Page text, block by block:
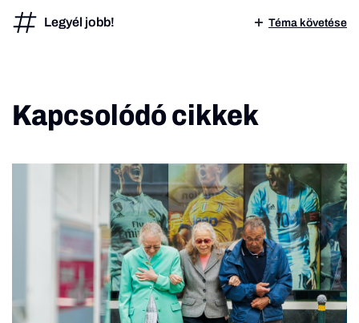
Legyél jobb! Téma követése
Kapcsolódó cikkek